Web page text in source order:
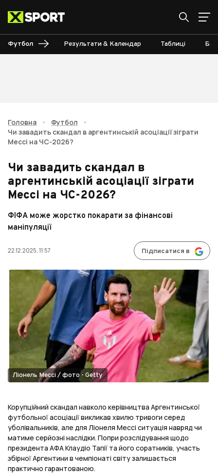
Футбол Результати & Календар Таблиці
Головна • Футбол
•
Чи завадить скандал в аргентинській асоціації зіграти
Мессі на ЧС-2026?
Чи завадить скандал в
аргентинській асоціації зіграти
Мессі на ЧС-2026?
ФІФА може жорстко покарати за фінансові
маніпуляції
22.12.2025, 11:57 Підписатися в
Ліонель Мессі / фото - Getty
Корупційний скандал навколо керівництва Аргентинської
футбольної асоціації викликав хвилю тривоги серед
уболівальників, але для Ліонеля Мессі ситуація навряд чи
матиме серйозні наслідки. Попри розслідування щодо
президента АФА Клаудіо Тапії та його соратників, участь
збірної Аргентини в чемпіонаті світу залишається
практично гарантованою.